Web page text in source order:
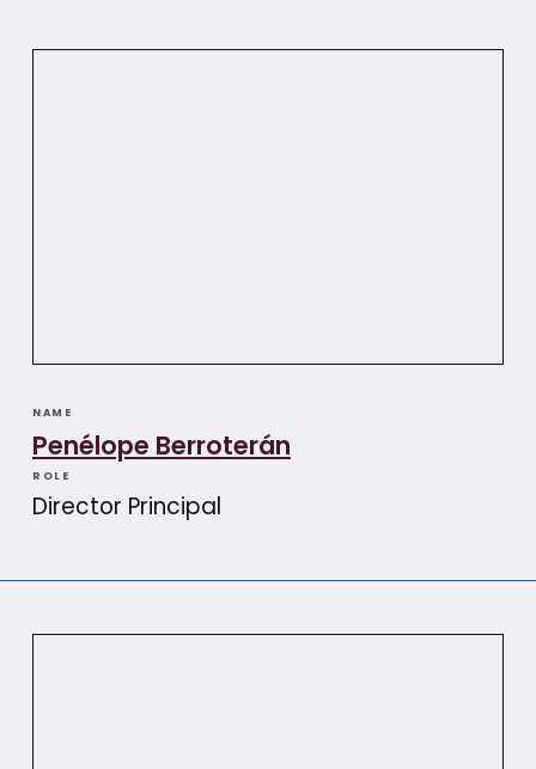
NAME
Penélope Berroterán​​
ROLE
Director Principal